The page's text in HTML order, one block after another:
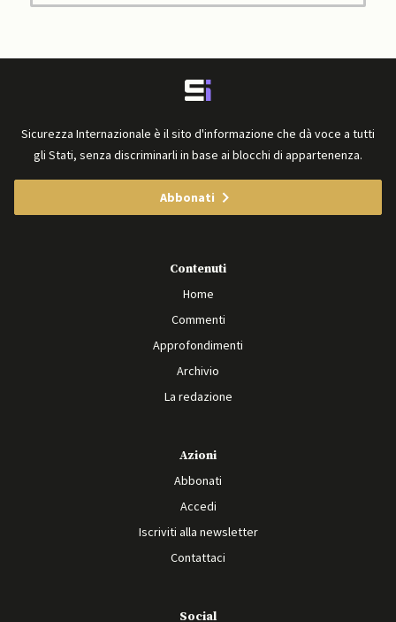
Sicurezza Internazionale è il sito d'informazione che dà voce a tutti
gli Stati, senza discriminarli in base ai blocchi di appartenenza.
Abbonati
Contenuti
Home
Commenti
Approfondimenti
Archivio
La redazione
Azioni
Abbonati
Accedi
Iscriviti alla newsletter
Contattaci
Social